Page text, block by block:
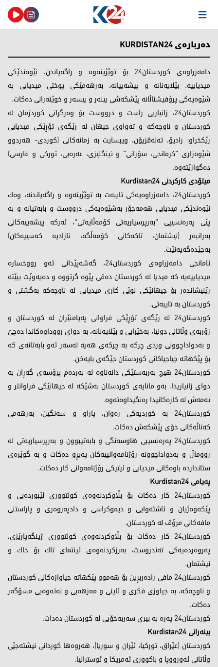
Open Menu
دەربارەی KURDISTAN24
دامەزراوەی كوردستان24 بۆ توێژینه‌وه‌ و راگه‌یاندن، نێوەندێكی
میدیاییە. بێلایەنانە و پیشەییانە، بەرهەمێكی پوختی میدیایی بە
شێوەیەكی پرۆفیشناڵانە پێشكەشى بینه‌ر و بیسه‌ر و خوێنه‌رانی دەكات.
کوردستان24، زانیاریی راست و درووست بۆ وەرگرانی كوردزمان لە
كوردستان و ناوچەكە و تەواوی جیهان لە رێگەی تۆڕێکی میدیایی
رێکخراو: رادیۆ، تەلەڤزیۆن، ویبسایت بە زمانەكانی (كوردی- ھەردوو
شێوەزاری "کرمانجی، سۆرانی" و ئینگلیزی، عەرەبی، توركی و فارسی)
دەگوازێتەوە.
میتۆدی كاركردنی Kurdistan24
کوردستان24، دامەزراوەیەكی تایبەت بە توێژینەوە و راگەیاندنە، وەك
نێوەندێكی میدیایی ھەمەجۆر بەشێوەیەکی درووست و بابەتیانە و بە
پێی په‌ره‌نسیپی "به‌رپرسیاریه‌تی كۆمه‌ڵایه‌تی"، ئه‌ركه‌ پیشه‌ییه‌كانی
به‌رانبه‌ر (نیشتمان، تاكه‌كانی كۆمه‌ڵگه‌، ئازادیه‌ كه‌سییه‌كان)
به‌جێده‌گه‌یه‌نێت.
ئامانجی دامەزراوەی كوردستان24، گەشەپێدانی ئەو رووخسارە
میدیاییەیە کە میدیا لە کوردستان دەقی پێوە گرتووە و دەیەوێت ببێتە
رێنیشاندەر بۆ جیھانێکی نوێی کاری میدیایی لە ناوچەكە بەگشتی و
كوردستان بە تایبەتی.
كوردستان24 لە رێگەی تۆڕێكی فراوانی پەیامنێران له‌ كوردستان و
زۆربەی وڵاتانی دونیا، بەخێرایی و بێلایەنانە، بە دوای رووداوەكاندا ده‌چێ
و بەدواداچوونی وردی چركە بە چركەی ھەیە لەسەر ئەو بابەتانەی كە
بۆ پێكھاتە جیاجیاكانی كوردستان جێگەی بایەخن.
كوردستان24 ھیچ بەربەستێکی دانەناوە لە بەردەم پرۆسەی گەڕان بە
دوای زانیاریدا. بەو مانایەی کوردستان بەشێکە لە جیھانێکی فراوانتر و
ئەمەش لە کارەکانیدا رەنگیداوەتەوە.
كوردستان24 به‌ كوردیەكی ره‌وان، پاراو و سه‌نگین، بەرهەمی
كەناڵەكانی خۆی پێشكەش دەكات.
كوردستان24 په‌ره‌نسیبی هاوسه‌نگی و بابه‌تیبوون و به‌رپرسیاریه‌تی له‌
رووماڵ و به‌دواداچوونه‌ رۆژنامه‌وانییه‌كان په‌یڕو ده‌كات و بە گوێره‌ی
ستاندارده‌ باوه‌كانی میدیایی و ئیتیكی رۆژنامه‌وانی کار دەكات.
پەیامی Kurdistan24
کوردستان24 كار ده‌كات بۆ بڵاوكردنەوەی كولتووری لێبوردەیی و
پێكه‌وه‌ژیان و ئاشتەوایی و دیموكراسی و دادپه‌روه‌ری و پاراستنی
مافەكانی مرۆڤ لە كوردستان.
کوردستان24 كار ده‌كات بۆ بڵاوكردنەوەی كولتووری ژینگه‌پارێزی،
پەروەردەیەكی تەندروست، به‌رزكردنه‌وه‌ی ئینتمای تاك بۆ خاك و
نیشتمان.
كوردستان24 مافی راده‌ربڕین بۆ هه‌موو پێكهاته‌ جیاوازه‌كانی كوردستان
و ناوچه‌كه‌، به‌ جیاوزی فكری و ئاینی و مه‌زهه‌بی و نه‌ته‌وه‌یی مسۆگه‌ر
ده‌كات.
کوردستان24 پەرە بە بیری سەربەخۆیی لە كوردستان دەدات.
بینەرانی Kurdistan24
کوردستان (عێراق، تورکیا، ئێران و سوریا)، ھەروەھا کوردانی نیشتەجێی
وڵاتانی ئەورووپا و باکووری ئەمریکا و ئوسترالیا.